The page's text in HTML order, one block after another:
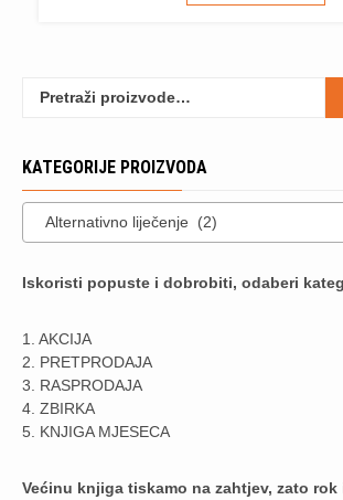
SE
KATEGORIJE PROIZVODA
Alternativno liječenje (2)
Iskoristi popuste i dobrobiti, odaberi
1. AKCIJA
2. PRETPRODAJA
3. RASPRODAJA
4. ZBIRKA
5. KNJIGA MJESECA
Većinu knjiga tiskamo na zahtjev, zato rok